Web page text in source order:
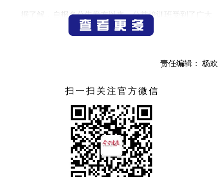
据了解，自报名公告发布以来，公益培训班受到了广大
市民的热烈欢迎和积极响应。第一季培训班共有145人报名，
当前，春季公益培训班正如火如荼地进行中，市文化馆
班的课程设置和教学方式，为更多的市民提供优质的艺术培
训和学习机会，推动全市文化服务提质增效。
责任编辑： 杨欢
扫一扫关注官方微信